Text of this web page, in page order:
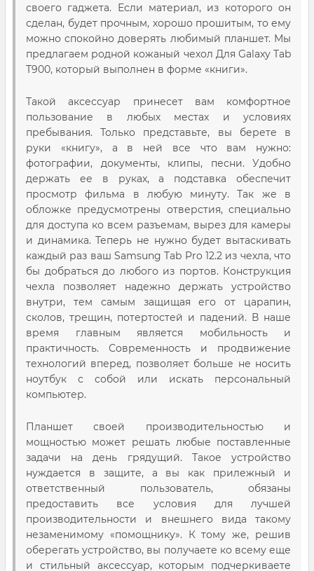
своего гаджета. Если материал, из которого он
сделан, будет прочным, хорошо прошитым, то ему
можно спокойно доверять любимый планшет. Мы
предлагаем родной кожаный чехол Для Galaxy Tab
T900, который выполнен в форме «книги».
Такой аксессуар принесет вам комфортное
пользование в любых местах и условиях
пребывания. Только представьте, вы берете в
руки «книгу», а в ней все что вам нужно:
фотографии, документы, клипы, песни. Удобно
держать ее в руках, а подставка обеспечит
просмотр фильма в любую минуту. Так же в
обложке предусмотрены отверстия, специально
для доступа ко всем разъемам, вырез для камеры
и динамика. Теперь не нужно будет вытаскивать
каждый раз ваш Samsung Tab Pro 12.2 из чехла, что
бы добраться до любого из портов. Конструкция
чехла позволяет надежно держать устройство
внутри, тем самым защищая его от царапин,
сколов, трещин, потертостей и падений. В наше
время главным является мобильность и
практичность. Современность и продвижение
технологий вперед, позволяет больше не носить
ноутбук с собой или искать персональный
компьютер.
Планшет своей производительностью и
мощностью может решать любые поставленные
задачи на день грядущий. Такое устройство
нуждается в защите, а вы как прилежный и
ответственный пользователь, обязаны
предоставить все условия для лучшей
производительности и внешнего вида такому
незаменимому «помощнику». К тому же, решив
оберегать устройство, вы получаете ко всему еще
и стильный аксессуар, которым подчеркиваете